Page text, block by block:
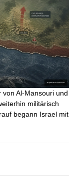
von Al-Mansouri und
militärisch
begann Israel mit